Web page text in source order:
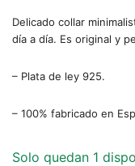
Delicado collar
día a día. Es original y
– Plata de ley 925.
– 100% fabricado en
Solo quedan 1